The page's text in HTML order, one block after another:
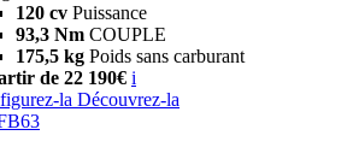
120 cv Puissance
93,3 Nm COUPLE
175,5 kg Poids sans carburant
de 22 190€ i
la Découvrez-la